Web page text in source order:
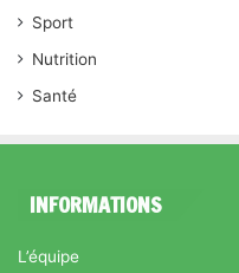
Sport
Nutrition
Santé
INFORMATIONS
L’équipe